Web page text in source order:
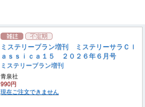
ミステリーブラン増刊 ミステリーサラＣｌ
ａｓｓｉｃａ１５ ２０２６年６月号
ミステリーブラン増刊
青泉社
990円
現在ご注文できません